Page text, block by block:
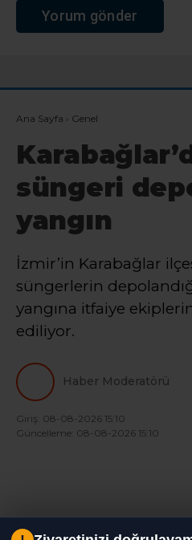
Ana Sayfa › Genel
süngeri
yangın
İzmir’in Karabağlar
süngerlerin
yangına itfaiye
ediliyor.
Haber Moderatörü
Giriş: 08-08-2026 15:10
Güncelleme: 08-08-2026 15:10